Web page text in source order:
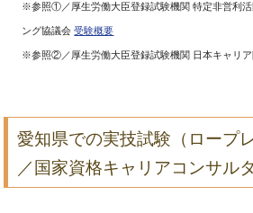
※参照①／厚生労働大臣登録試験機関 特定非営利活
ング協議会受験概要
※参照②／厚生労働大臣登録試験機関 日本キャリ
愛知県での実技試験（ロープ
／国家資格キャリアコンサル